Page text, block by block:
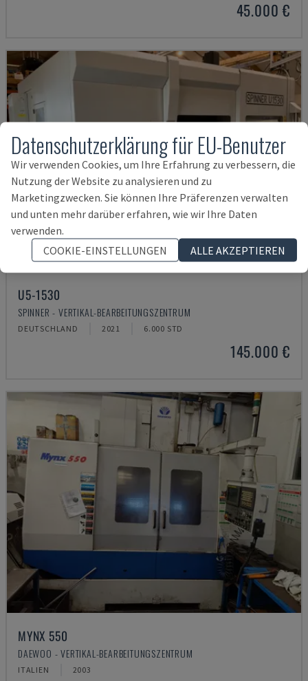
45.000 €
U5-1530
SPINNER - VERTIKAL-BEARBEITUNGSZENTRUM
DEUTSCHLAND 2021 6.000 STD
145.000 €
MYNX 550
DAEWOO - VERTIKAL-BEARBEITUNGSZENTRUM
ITALIEN 2003
Datenschutzerklärung für EU-Benutzer
Wir verwenden Cookies, um Ihre Erfahrung zu verbessern, die
Nutzung der Website zu analysieren und zu
Marketingzwecken. Sie können Ihre Präferenzen verwalten
und unten mehr darüber erfahren, wie wir Ihre Daten
verwenden.
COOKIE-EINSTELLUNGEN
ALLE AKZEPTIEREN